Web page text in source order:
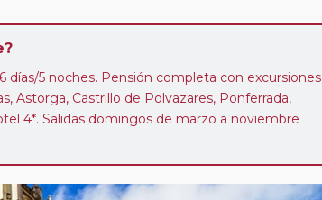
días/5 noches. Pensión completa con excursiones
Astorga, Castrillo de Polvazares, Ponferrada,
4*. Salidas domingos de marzo a noviembre